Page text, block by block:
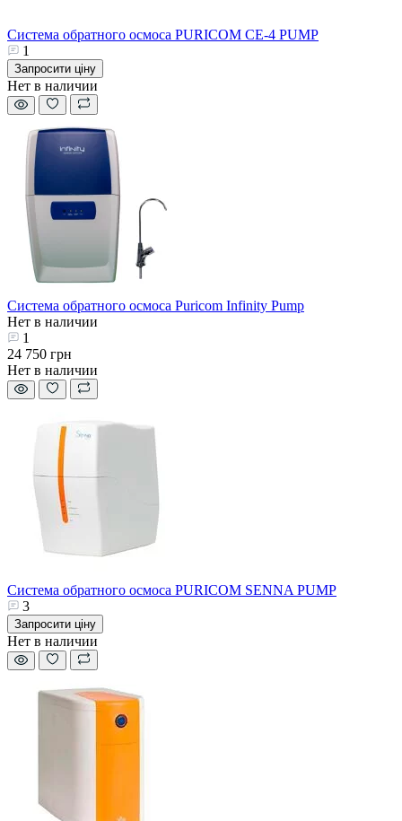
Система обратного осмоса PURICOM CE-4 PUMP
1
Запросити ціну
Нет в наличии
Система обратного осмоса Puricom Infinity Pump
Нет в наличии
1
24 750 грн
Нет в наличии
Система обратного осмоса PURICOM SENNA PUMP
3
Запросити ціну
Нет в наличии